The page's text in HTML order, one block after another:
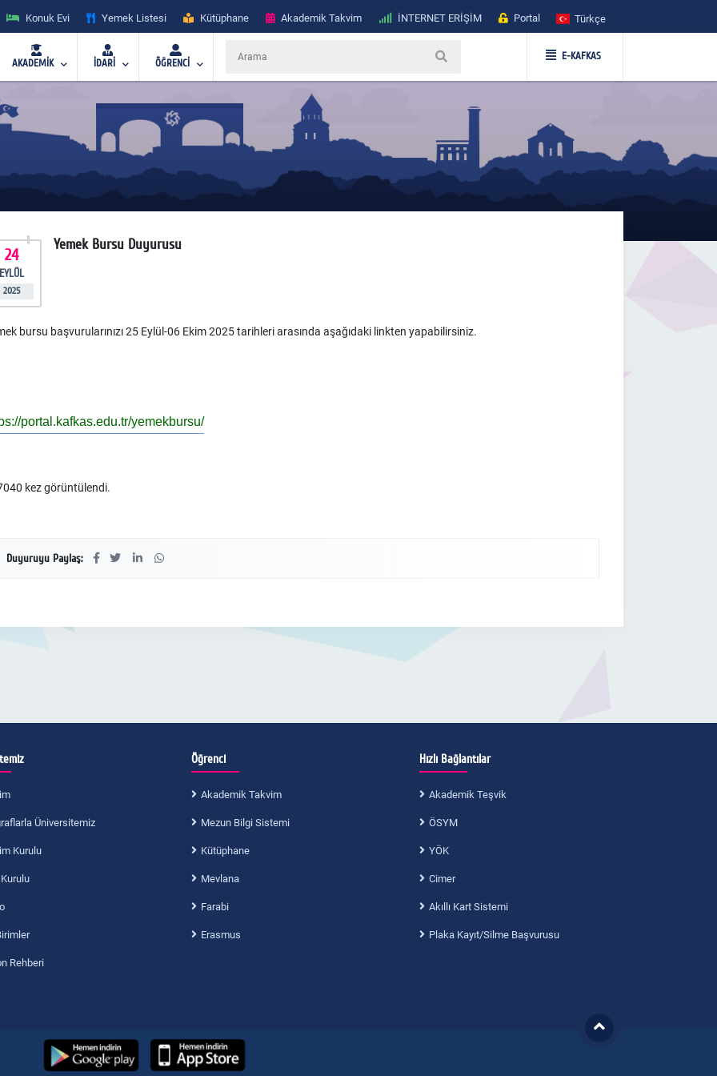
Konuk Evi Yemek Listesi Kütüphane Akademik Takvim İNTERNET ERİŞİM Portal Türkçe
AKADEMİK İDARİ ÖĞRENCİ
E-KAFKAS
24
EYLÜL
2025
Yemek Bursu Duyurusu
bursu başvurularınızı 25 Eylül-06 Ekim 2025 tarihleri arasında aşağıdaki linkten yapabilirsiniz.
portal.kafkas.edu.tr/yemekbursu/
kez görüntülendi.
Duyuruyu Paylaş:
Üniversitemiz
Kurulu
Rehberi
Öğrenci
Akademik Takvim
Mezun Bilgi Sistemi
Kütüphane
Mevlana
Farabi
Erasmus
Hızlı Bağlantılar
Akademik Teşvik
ÖSYM
YÖK
Cimer
Akıllı Kart Sistemi
Plaka Kayıt/Silme Başvurusu